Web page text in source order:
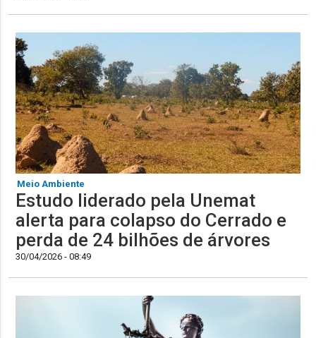
Meio Ambiente
Estudo liderado pela Unemat
alerta para colapso do Cerrado e
perda de 24 bilhões de árvores
30/04/2026 - 08:49